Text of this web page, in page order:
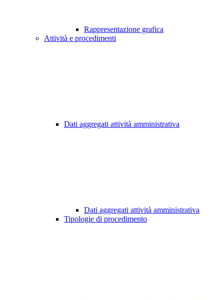
Rappresentazione grafica
Attività e procedimenti
Dati aggregati attività amministrativa
Dati aggregati attività amministrativa
Tipologie di procedimento